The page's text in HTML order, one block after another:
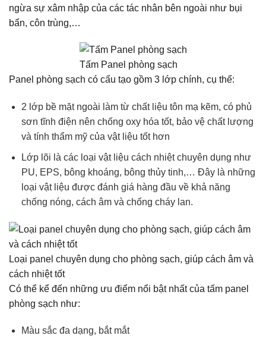
ngừa sự xâm nhập của các tác nhân bên ngoài như bụi
bẩn, côn trùng,…
Tấm Panel phòng sạch
Panel phòng sạch có cấu tạo gồm 3 lớp chính, cụ thể:
2 lớp bề mặt ngoài làm từ chất liệu tôn mạ kẽm, có phủ
sơn tĩnh điện nên chống oxy hóa tốt, bảo vệ chất lượng
và tính thẩm mỹ của vật liệu tốt hơn
Lớp lõi là các loại vật liệu cách nhiệt chuyên dụng như
PU, EPS, bông khoáng, bông thủy tinh,… Đây là những
loại vật liệu được đánh giá hàng đầu về khả năng
chống nóng, cách âm và chống cháy lan.
Loại panel chuyên dụng cho phòng sạch, giúp cách âm và
cách nhiệt tốt
Có thể kể đến những ưu điểm nổi bật nhất của tấm panel
phòng sạch như:
Màu sắc đa dạng, bắt mắt